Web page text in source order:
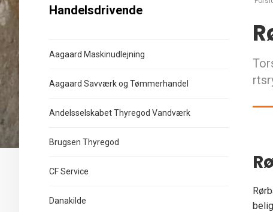
Handelsdrivende
Aagaard Maskinudlejning
Aagaard Savværk og Tømmerhandel
Andelsselskabet Thyregod Vandværk
Brugsen Thyregod
CF Service
Danakilde